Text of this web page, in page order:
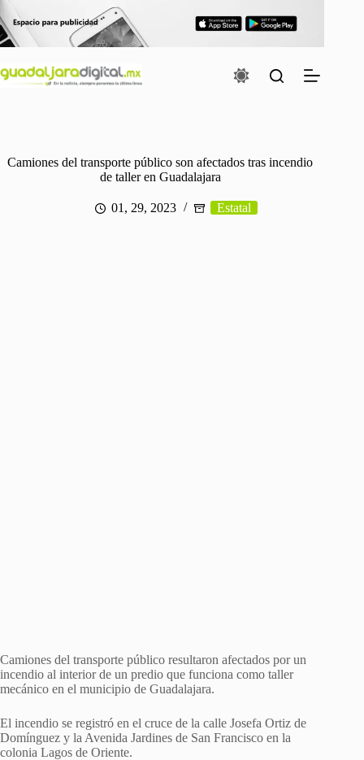
al
contenido
Camiones del transporte público son afectados tras incendio
de taller en Guadalajara
01, 29, 2023 Estatal
Camiones del transporte público resultaron afectados por un
incendio al interior de un predio que funciona como taller
mecánico en el municipio de Guadalajara.
El incendio se registró en el cruce de la calle Josefa Ortiz de
Domínguez y la Avenida Jardines de San Francisco en la
colonia Lagos de Oriente.